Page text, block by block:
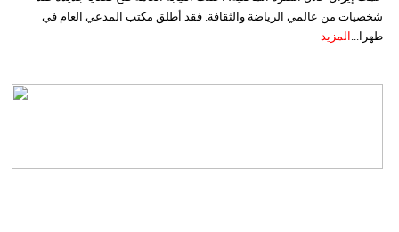
شخصيات من عالمي الرياضة والثقافة. فقد أطلق مكتب المدعي العام في
طهرا... المزيد